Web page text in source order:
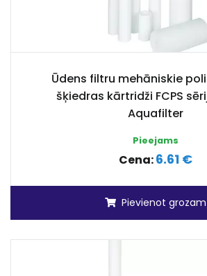
Ūdens filtru mehāniskie
šķiedras kārtridži FCPS
Aquafilter
Pieejams
Cena:6.61 €
Pievienot grozam